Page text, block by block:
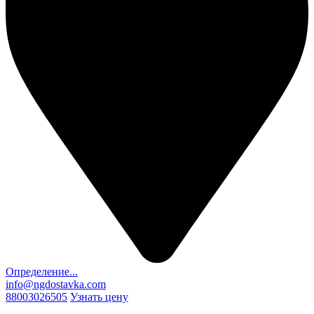
Определение...
info@ngdostavka.com
88003026505 Узнать цену